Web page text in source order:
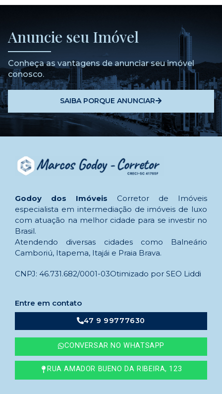
Anuncie seu Imóvel
Conheça as vantagens de anunciar seu imóvel
conosco.
SAIBA PORQUE ANUNCIAR
Godoy dos Imóveis Corretor de Imóveis
especialista em intermediação de imóveis de luxo
com atuação na melhor cidade para se investir no
Brasil.
Atendendo diversas cidades como Balneário
Camboriú, Itapema, Itajái e Praia Brava.
CNPJ: 46.731.682/0001-03Otimizado por SEO Liddi
Entre em contato
47 9 99777630
CONVERSAR NO WHATSAPP
RUA AMADOR BUENO DA RIBEIRA, 123